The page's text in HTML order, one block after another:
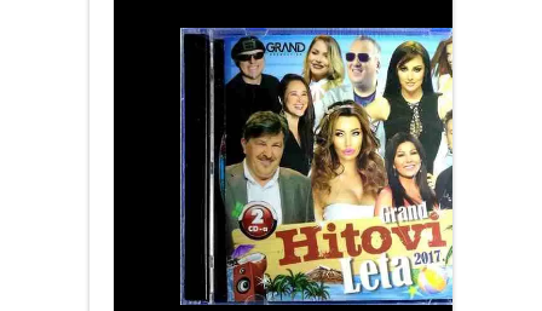
TRILERI
UMETNOST